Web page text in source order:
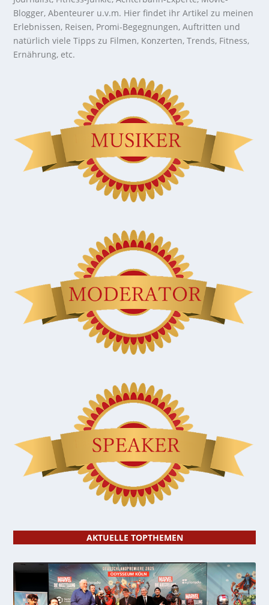
Blogger, Abenteurer u.v.m. Hier findet ihr Artikel zu meinen
Erlebnissen, Reisen, Promi-Begegnungen, Auftritten und
natürlich viele Tipps zu Filmen, Konzerten, Trends, Fitness,
Ernährung, etc.
AKTUELLE TOPTHEMEN